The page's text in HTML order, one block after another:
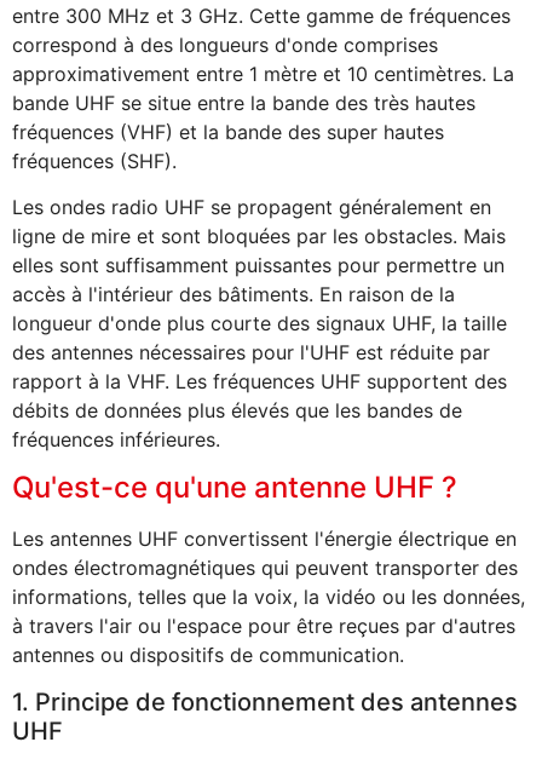
entre 300 MHz et 3 GHz. Cette gamme de fréquences
correspond à des longueurs d'onde comprises
approximativement entre 1 mètre et 10 centimètres. La
bande UHF se situe entre la bande des très hautes
fréquences (VHF) et la bande des super hautes
fréquences (SHF).
Les ondes radio UHF se propagent généralement en
ligne de mire et sont bloquées par les obstacles. Mais
elles sont suffisamment puissantes pour permettre un
accès à l'intérieur des bâtiments. En raison de la
longueur d'onde plus courte des signaux UHF, la taille
des antennes nécessaires pour l'UHF est réduite par
rapport à la VHF. Les fréquences UHF supportent des
débits de données plus élevés que les bandes de
fréquences inférieures.
Qu'est-ce qu'une antenne UHF ?
Les antennes UHF convertissent l'énergie électrique en
ondes électromagnétiques qui peuvent transporter des
informations, telles que la voix, la vidéo ou les données,
à travers l'air ou l'espace pour être reçues par d'autres
antennes ou dispositifs de communication.
1. Principe de fonctionnement des antennes
UHF